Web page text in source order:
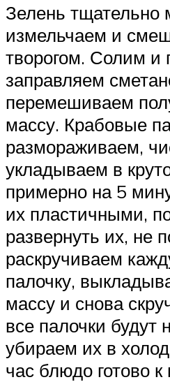
Зелень тщательно
измельчаем и
творогом. Солим и
заправляем
перемешиваем
массу. Крабовые
размораживаем,
укладываем в
примерно на 5
их пластичными,
развернуть их, не
раскручиваем
палочку,
массу и снова
все палочки будут
убираем их в
час блюдо готово к